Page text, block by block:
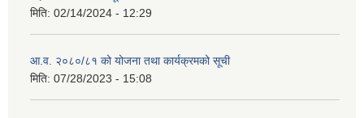
मिति: 02/14/2024 - 12:29
आ.व. २०८०/८१ को योजना तथा कार्यक्रमको सूची
मिति: 07/28/2023 - 15:08